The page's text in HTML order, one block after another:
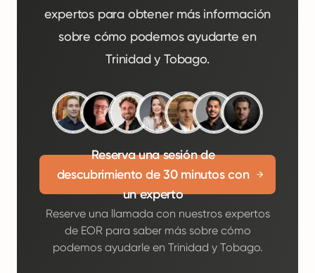
expertos para obtener más información
sobre cómo podemos ayudarte en
Trinidad y Tobago.
Reserva una sesión de
descubrimiento de 30 minutos con
un experto
Reserve una llamada con nuestros expertos
de EOR para saber más sobre cómo
podemos ayudarle en Trinidad y Tobago.